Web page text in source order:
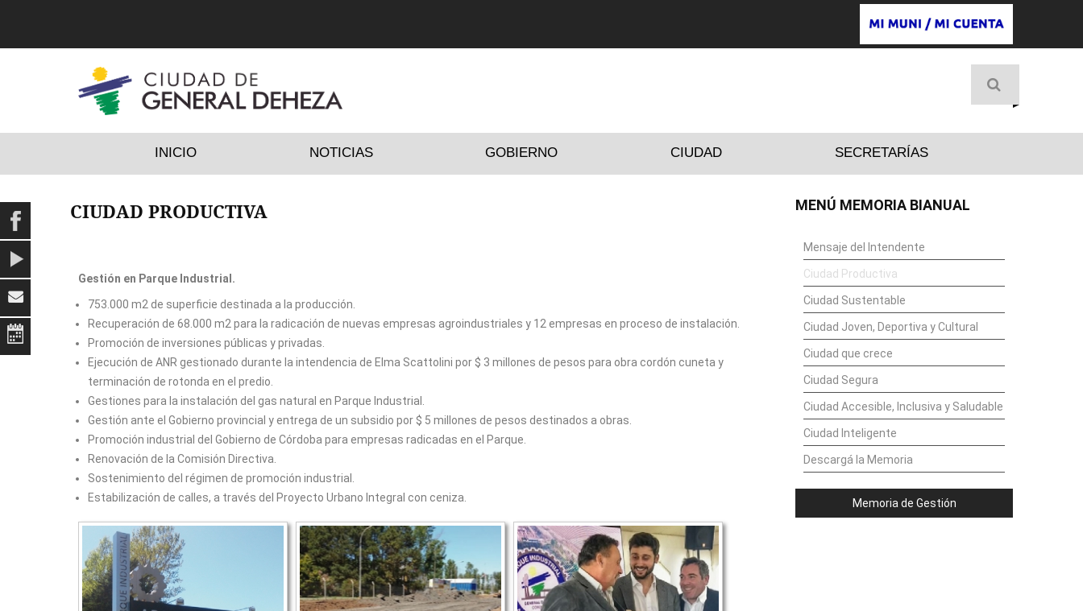
INICIO NOTICIAS GOBIERNO CIUDAD SECRETARÍAS
CIUDAD PRODUCTIVA
Gestión en Parque Industrial.
753.000 m2 de superficie destinada a la producción.
Recuperación de 68.000 m2 para la radicación de nuevas empresas agroindustriales y 12 empresas en proceso de instalación.
Promoción de inversiones públicas y privadas.
Ejecución de ANR gestionado durante la intendencia de Elma Scattolini por $ 3 millones de pesos para obra cordón cuneta y
terminación de rotonda en el predio.
Gestiones para la instalación del gas natural en Parque Industrial.
Gestión ante el Gobierno provincial y entrega de un subsidio por $ 5 millones de pesos destinados a obras.
Promoción industrial del Gobierno de Córdoba para empresas radicadas en el Parque.
Renovación de la Comisión Directiva.
Sostenimiento del régimen de promoción industrial.
Estabilización de calles, a través del Proyecto Urbano Integral con ceniza.
MENÚ MEMORIA BIANUAL
Mensaje del Intendente
Ciudad Productiva
Ciudad Sustentable
Ciudad Joven, Deportiva y Cultural
Ciudad que crece
Ciudad Segura
Ciudad Accesible, Inclusiva y Saludable
Ciudad Inteligente
Descargá la Memoria
Memoria de Gestión